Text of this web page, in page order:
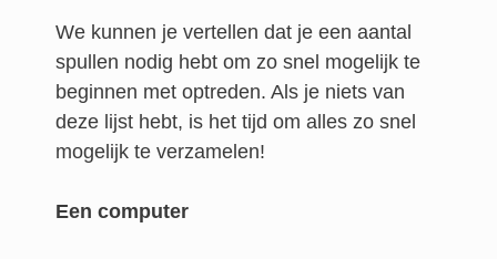
We kunnen je vertellen dat je een aantal
spullen nodig hebt om zo snel mogelijk te
beginnen met optreden. Als je niets van
deze lijst hebt, is het tijd om alles zo snel
mogelijk te verzamelen!
Een computer